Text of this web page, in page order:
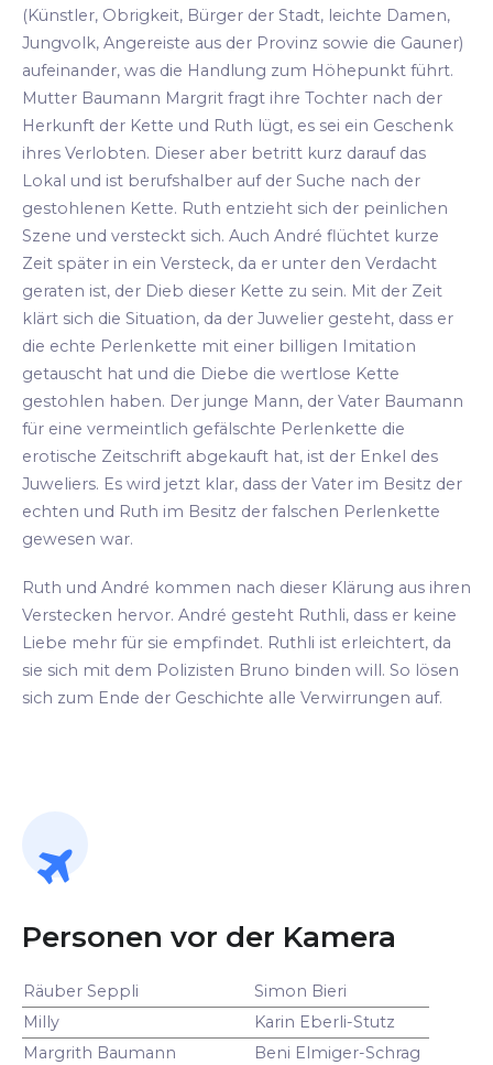
(Künstler, Obrigkeit, Bürger der Stadt, leichte Damen,
Jungvolk, Angereiste aus der Provinz sowie die Gauner)
aufeinander, was die Handlung zum Höhepunkt führt.
Mutter Baumann Margrit fragt ihre Tochter nach der
Herkunft der Kette und Ruth lügt, es sei ein Geschenk
ihres Verlobten. Dieser aber betritt kurz darauf das
Lokal und ist berufshalber auf der Suche nach der
gestohlenen Kette. Ruth entzieht sich der peinlichen
Szene und versteckt sich. Auch André flüchtet kurze
Zeit später in ein Versteck, da er unter den Verdacht
geraten ist, der Dieb dieser Kette zu sein. Mit der Zeit
klärt sich die Situation, da der Juwelier gesteht, dass er
die echte Perlenkette mit einer billigen Imitation
getauscht hat und die Diebe die wertlose Kette
gestohlen haben. Der junge Mann, der Vater Baumann
für eine vermeintlich gefälschte Perlenkette die
erotische Zeitschrift abgekauft hat, ist der Enkel des
Juweliers. Es wird jetzt klar, dass der Vater im Besitz der
echten und Ruth im Besitz der falschen Perlenkette
gewesen war.
Ruth und André kommen nach dieser Klärung aus ihren
Verstecken hervor. André gesteht Ruthli, dass er keine
Liebe mehr für sie empfindet. Ruthli ist erleichtert, da
sie sich mit dem Polizisten Bruno binden will. So lösen
sich zum Ende der Geschichte alle Verwirrungen auf.
Personen vor der Kamera
Räuber Seppli
Simon Bieri
Milly
Karin Eberli-Stutz
Margrith Baumann
Beni Elmiger-Schrag